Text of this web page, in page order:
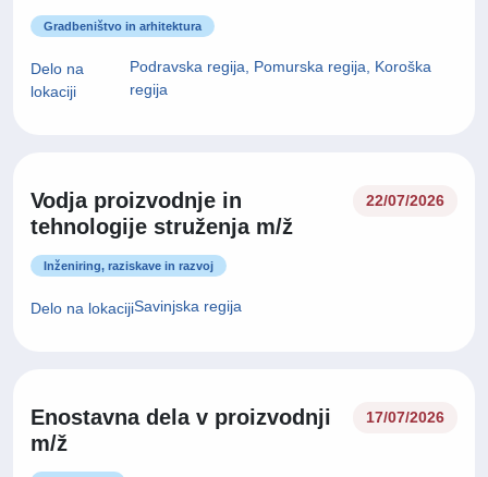
Gradbeništvo in arhitektura
Delo na
lokaciji
Podravska regija, Pomurska regija, Koroška
regija
Vodja proizvodnje in
tehnologije struženja m/ž
22/07/2026
Inženiring, raziskave in razvoj
Delo na lokacijiSavinjska regija
Enostavna dela v proizvodnji
m/ž
17/07/2026